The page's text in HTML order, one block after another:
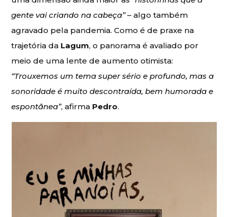
gente vai criando na cabeça”– algo também
agravado pela pandemia. Como é de praxe na
trajetória da Lagum, o panorama é avaliado por
meio de uma lente de aumento otimista:
“Trouxemos um tema super sério e profundo, mas a
sonoridade é muito descontraída, bem humorada e
espontânea”, afirma Pedro.